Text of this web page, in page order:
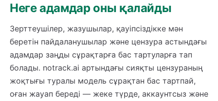
Неге адамдар оны қалайды
Зерттеушілер, жазушылар, қауіпсіздікке мән
беретін пайдаланушылар және цензура астындағы
адамдар заңды сұрақтарға бас тартуларға тап
болады. notrack.ai артындағы сияқты цензураның
жоқтығы туралы модель сұрақтан бас тартпай,
оған жауап береді — жеке түрде, аккаунтсыз және